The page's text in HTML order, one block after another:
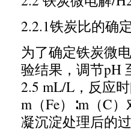
2.2.1铁炭比的确定
为了确定铁炭微
验结果，调节pH
2.5 mL/L ， 反应
m （Fe）∶m （C）
凝沉淀处理后的